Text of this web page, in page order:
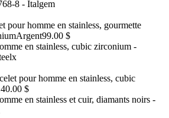
pour homme en stainless, gourmette
Argent99.00 $
pour homme en stainless, cubic
$